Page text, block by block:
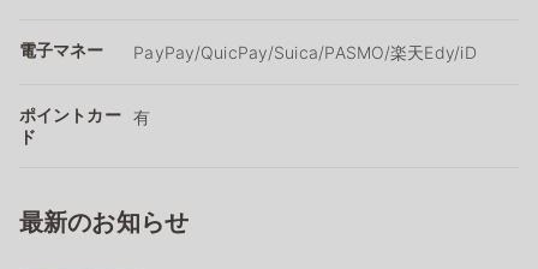
電子マネー PayPay/QuicPay/Suica/PASMO/楽天Edy/iD
ポイントカー
ド
有
最新のお知らせ